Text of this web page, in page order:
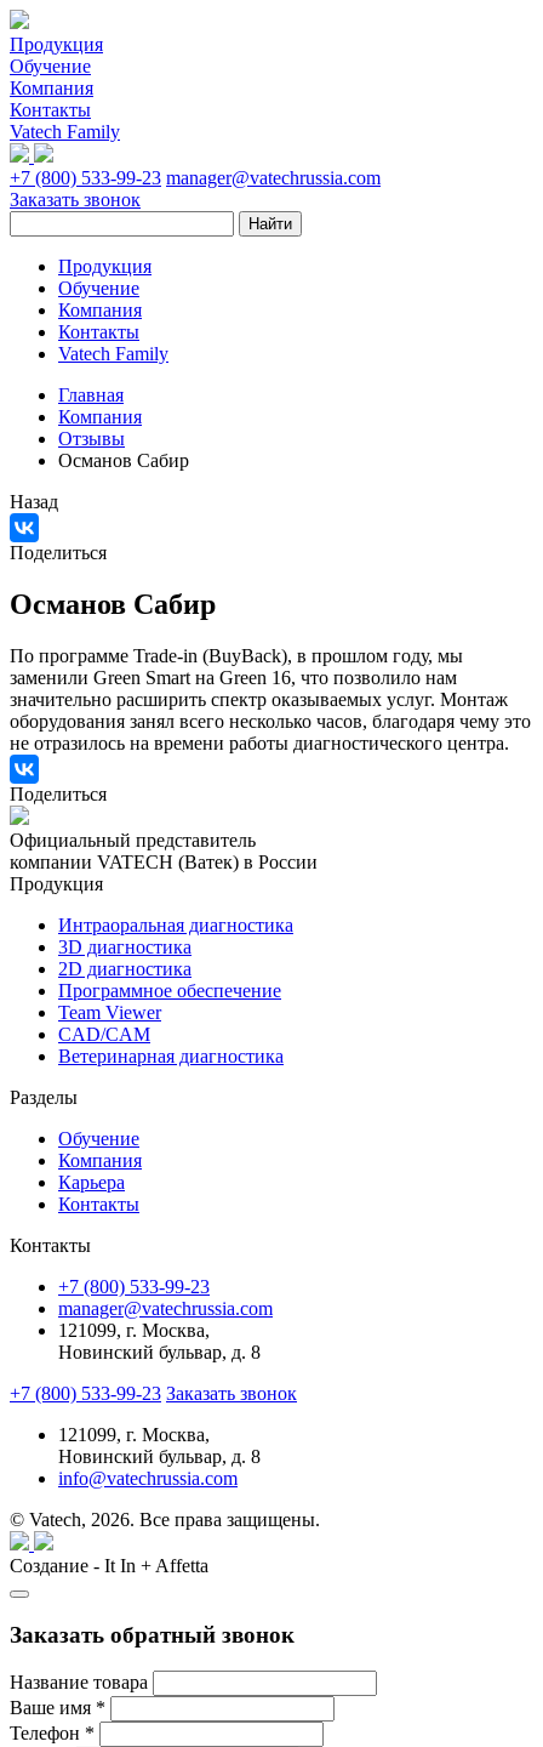
Продукция
Обучение
Компания
Контакты
Vatech Family
+7 (800) 533-99-23 manager@vatechrussia.com
Заказать звонок
Продукция
Обучение
Компания
Контакты
Vatech Family
Главная
Компания
Отзывы
Османов Сабир
Назад
Поделиться
Османов Сабир
По программе Trade-in (BuyBack), в прошлом году, мы
заменили Green Smart на Green 16, что позволило нам
значительно расширить спектр оказываемых услуг. Монтаж
оборудования занял всего несколько часов, благодаря чему это
не отразилось на времени работы диагностического центра.
Поделиться
Официальный представитель
компании VATECH (Ватек) в России
Продукция
Интраоральная диагностика
3D диагностика
2D диагностика
Программное обеспечение
Team Viewer
CAD/CAM
Ветеринарная диагностика
Разделы
Обучение
Компания
Карьера
Контакты
Контакты
+7 (800) 533-99-23
manager@vatechrussia.com
121099, г. Москва,
Новинский бульвар, д. 8
+7 (800) 533-99-23 Заказать звонок
121099, г. Москва,
Новинский бульвар, д. 8
info@vatechrussia.com
© Vatech, 2026. Все права защищены.
Создание - It In + Affetta
Заказать обратный звонок
Название товара
Ваше имя *
Телефон *